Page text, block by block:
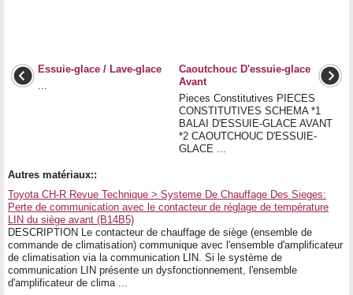
Essuie-glace / Lave-glace
Caoutchouc D'essuie-glace
Avant
Pieces Constitutives PIECES
CONSTITUTIVES SCHEMA *1
BALAI D'ESSUIE-GLACE AVANT
*2 CAOUTCHOUC D'ESSUIE-
GLACE ...
Autres matériaux::
Toyota CH-R Revue Technique > Systeme De Chauffage Des Sieges:
Perte de communication avec le contacteur de réglage de température
LIN du siège avant (B14B5)
DESCRIPTION Le contacteur de chauffage de siège (ensemble de
commande de climatisation) communique avec l'ensemble d'amplificateur
de climatisation via la communication LIN. Si le système de
communication LIN présente un dysfonctionnement, l'ensemble
d'amplificateur de clima ...